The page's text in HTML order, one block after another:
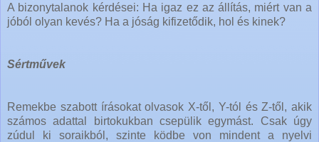
A bizonytalanok kérdései: Ha igaz ez az állítás, miért van a
jóból olyan kevés? Ha a jóság kifizetődik, hol és kinek?
Sértművek
Remekbe szabott írásokat olvasok X-től, Y-tól és Z-től, akik
számos adattal birtokukban csepülik egymást. Csak úgy
zúdul ki soraikból, szinte ködbe von mindent a nyelvi